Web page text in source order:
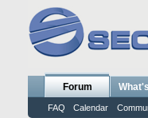
Forum
FAQ Calendar